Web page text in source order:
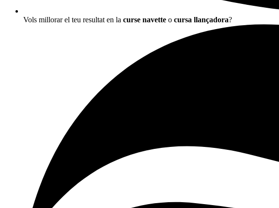
Vols millorar el teu resultat en la curse navette o cursa llançadora?